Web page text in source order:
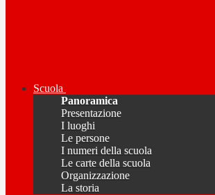
Scuola
Panoramica
Presentazione
I luoghi
Le persone
I numeri della scuola
Le carte della scuola
Organizzazione
La storia